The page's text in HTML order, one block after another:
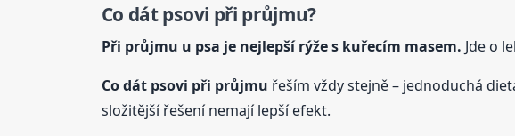
Co dát psovi při průjmu?
Při průjmu u psa je nejlepší rýže s kuřecím masem. Jde o
Co dát psovi při průjmu řeším vždy stejně – jednoduchá
složitější řešení nemají lepší efekt.